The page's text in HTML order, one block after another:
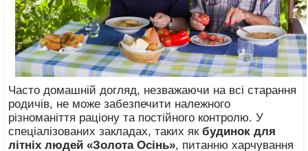
Часто домашній догляд, незважаючи на всі старання
родичів, не може забезпечити належного
різноманіття раціону та постійного контролю. У
спеціалізованих закладах, таких якбудинок для
літніх людей «Золота Осінь», питанню харчування